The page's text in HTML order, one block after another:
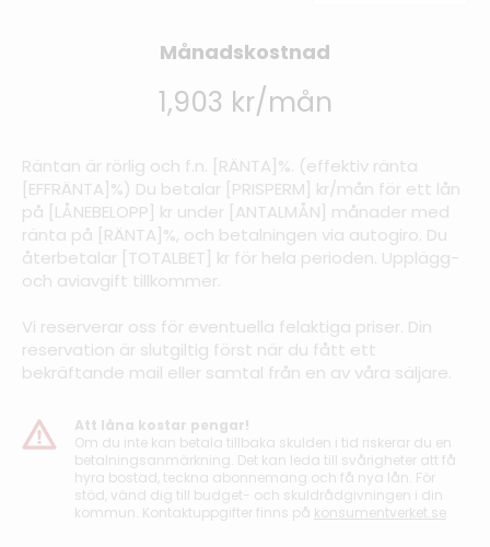
Månadskostnad
1,903 kr/mån
Räntan är rörlig och f.n. [RÄNTA]%. (effektiv ränta
[EFFRÄNTA]%) Du betalar [PRISPERM] kr/mån för ett lån
på [LÅNEBELOPP] kr under [ANTALMÅN] månader med
ränta på [RÄNTA]%, och betalningen via autogiro. Du
återbetalar [TOTALBET] kr för hela perioden. Upplägg-
och aviavgift tillkommer.
Vi reserverar oss för eventuella felaktiga priser. Din
reservation är slutgiltig först när du fått ett
bekräftande mail eller samtal från en av våra säljare.
Att låna kostar pengar!
Om du inte kan betala tillbaka skulden i tid riskerar du en
betalningsanmärkning. Det kan leda till svårigheter att få
hyra bostad, teckna abonnemang och få nya lån. För
stöd, vänd dig till budget- och skuldrådgivningen i din
kommun. Kontaktuppgifter finns på konsumentverket.se